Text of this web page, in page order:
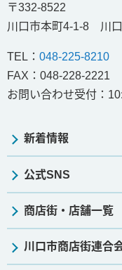
〒332-8522
川口市本町4-1-8 川
TEL： 048-225-8210
FAX：048-228-2221
お問い合わせ受付：
新着情報
公式SNS
商店街・店舗一覧
川口市商店街連合